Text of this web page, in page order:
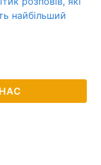
найбільший